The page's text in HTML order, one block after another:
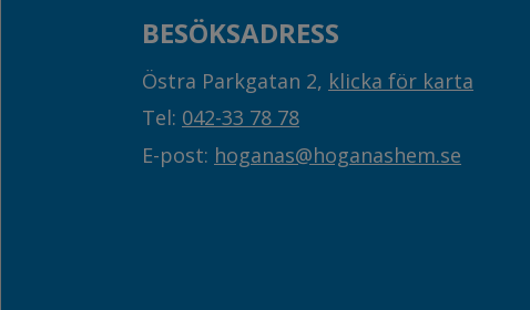
BESÖKSADRESS
Östra Parkgatan 2, klicka för karta
Tel: 042-33 78 78
E-post: hoganas@hoganashem.se